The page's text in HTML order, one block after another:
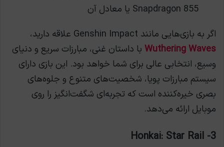
Snapdragon 855 یا معادل آن
اگر به بازی‌هایی مانند Genshin Impact علاقه دارید،
Wuthering Waves با داستان غنی، مبارزات سریع و دنیای
وسیع، انتخابی عالی برای شما خواهد بود. این بازی دارای
سیستم مبارزات پویا، شخصیت‌های متنوع و جلوه‌های
بصری خیره‌کننده است که تجربه‌ای شگفت‌انگیز را روی
موبایل ارائه می‌دهد.
3- Honkai: Star Rail